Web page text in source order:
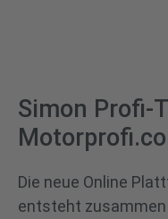
Simon Profi-
Die neue Online
entsteht